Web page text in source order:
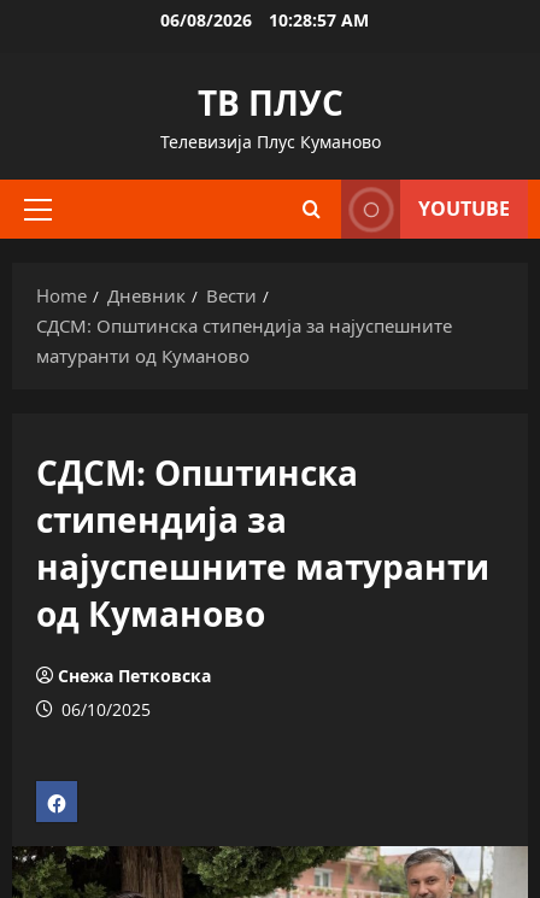
06/08/2026 10:28:58 AM
ТВ ПЛУС
Телевизија Плус Куманово
Primary
YOUTUBE
Home Дневник
Вести
СДСМ: Општинска стипендија за најуспешните
матуранти од Куманово
СДСМ: Општинска
стипендија за
најуспешните матуранти
од Куманово
Снежа Петковска
06/10/2025